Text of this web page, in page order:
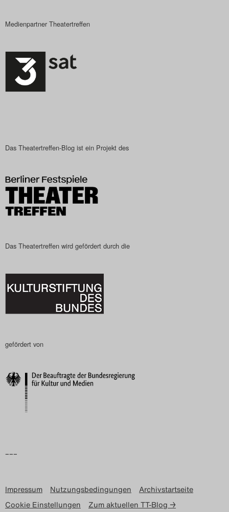
Medienpartner Theatertreffen
Das Theatertreffen-Blog ist ein Projekt des
Das Theatertreffen wird gefördert durch die
gefördert von
–––
Impressum Nutzungsbedingungen
Archivstartseite
Cookie Einstellungen
Zum aktuellen TT-Blog →